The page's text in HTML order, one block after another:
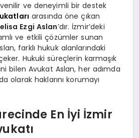
ve deneyimli bir destek
arasında öne çıkan
Ezgi Aslan’dır. İzmir’deki
ve etkili çözümler sunan
farklı hukuk alanlarındaki
Hukuki süreçlerin karmaşık
bilen Avukat Aslan, her adımda
olarak haklarını korumayı
En İyi İzmir